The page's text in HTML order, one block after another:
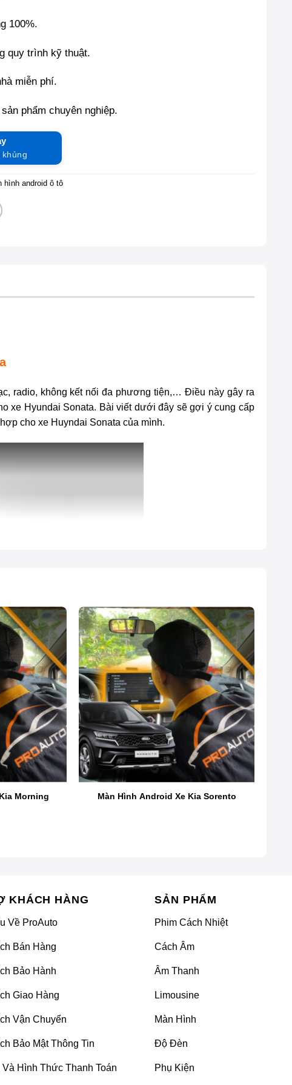
100%.
quy trình kỹ thuật.
miễn phí.
phẩm chuyên nghiệp.
khủng
hình android ô tô
radio, không kết nối đa phương tiện,… Điều này gây ra
xe Hyundai Sonata. Bài viết dưới đây sẽ gợi ý cung cấp
cho xe Huyndai Sonata của mình.
tuyệt vời
Morning Màn Hình Android Xe Kia Sorento
KHÁCH HÀNG
Về ProAuto
Bán Hàng
Bảo Hành
Giao Hàng
Vận Chuyển
Bảo Mật Thông Tin
Hình Thức Thanh Toán
SẢN PHẨM
Phim Cách Nhiệt
Cách Âm
Âm Thanh
Limousine
Màn Hình
Độ Đèn
Phụ Kiện